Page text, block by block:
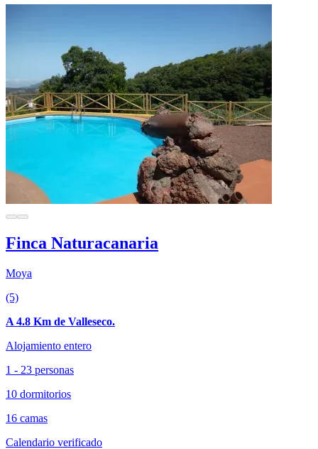
Finca Naturacanaria
Moya
(5)
A 4.8 Km de Valleseco.
Alojamiento entero
1 - 23 personas
10 dormitorios
16 camas
Calendario verificado